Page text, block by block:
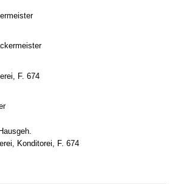
F. 674
Konditorei, F. 674